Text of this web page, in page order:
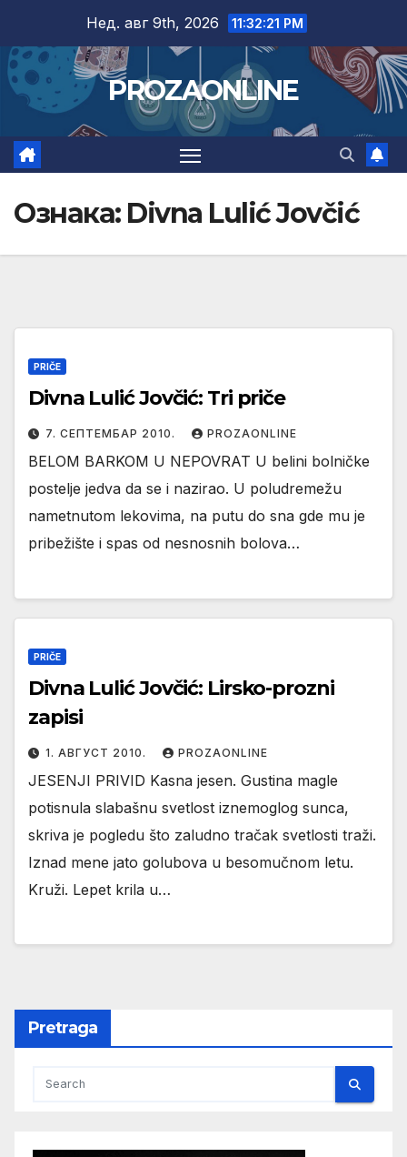
content
Нед. авг 9th, 2026 11:32:22 PM
PROZAONLINE
Ознака: Divna Lulić Jovčić
PRIČE
Divna Lulić Jovčić: Tri priče
7. СЕПТЕМБАР 2010. PROZAONLINE
BELOM BARKOM U NEPOVRAT U belini bolničke
postelje jedva da se i nazirao. U poludremežu
nametnutom lekovima, na putu do sna gde mu je
pribežište i spas od nesnosnih bolova…
PRIČE
Divna Lulić Jovčić: Lirsko-prozni
zapisi
1. АВГУСТ 2010. PROZAONLINE
JESENJI PRIVID Kasna jesen. Gustina magle
potisnula slabašnu svetlost iznemoglog sunca,
skriva je pogledu što zaludno tračak svetlosti traži.
Iznad mene jato golubova u besomučnom letu.
Kruži. Lepet krila u…
Pretraga